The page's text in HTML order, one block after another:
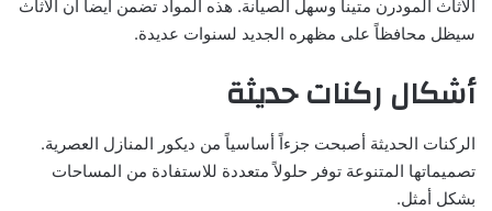
الأثاث المودرن متيناً وسهل الصيانة. هذه المواد تضمن أيضاً أن الأثاث
سيظل محافظاً على مظهره الجديد لسنوات عديدة.
أشكال ركنات حديثة
الركنات الحديثة أصبحت جزءاً أساسياً من ديكور المنازل العصرية.
تصميماتها المتنوعة توفر حلولاً متعددة للاستفادة من المساحات
بشكل أمثل.